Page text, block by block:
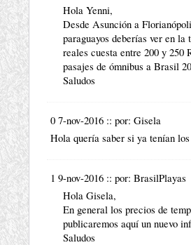
Hola Yenni,
Desde Asunción a
paraguayos deberías ver en
reales cuesta entre 200 y 250
pasajes de ómnibus a Brasil
Saludos
0 7-nov-2016 :: por: Gisela
Hola quería saber si ya tenían
1 9-nov-2016 :: por: BrasilPlayas
Hola Gisela,
En general los precios de
publicaremos aquí un nuevo
Saludos